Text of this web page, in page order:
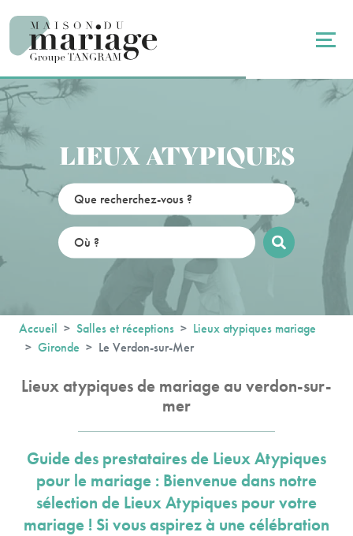
LIEUX ATYPIQUES
Accueil Salles et réceptions
Lieux atypiques mariage
Gironde
Le Verdon-sur-Mer
Lieux atypiques de mariage au verdon-sur-
mer
Guide des prestataires de Lieux Atypiques
pour le mariage : Bienvenue dans notre
sélection de Lieux Atypiques pour votre
mariage ! Si vous aspirez à une célébration